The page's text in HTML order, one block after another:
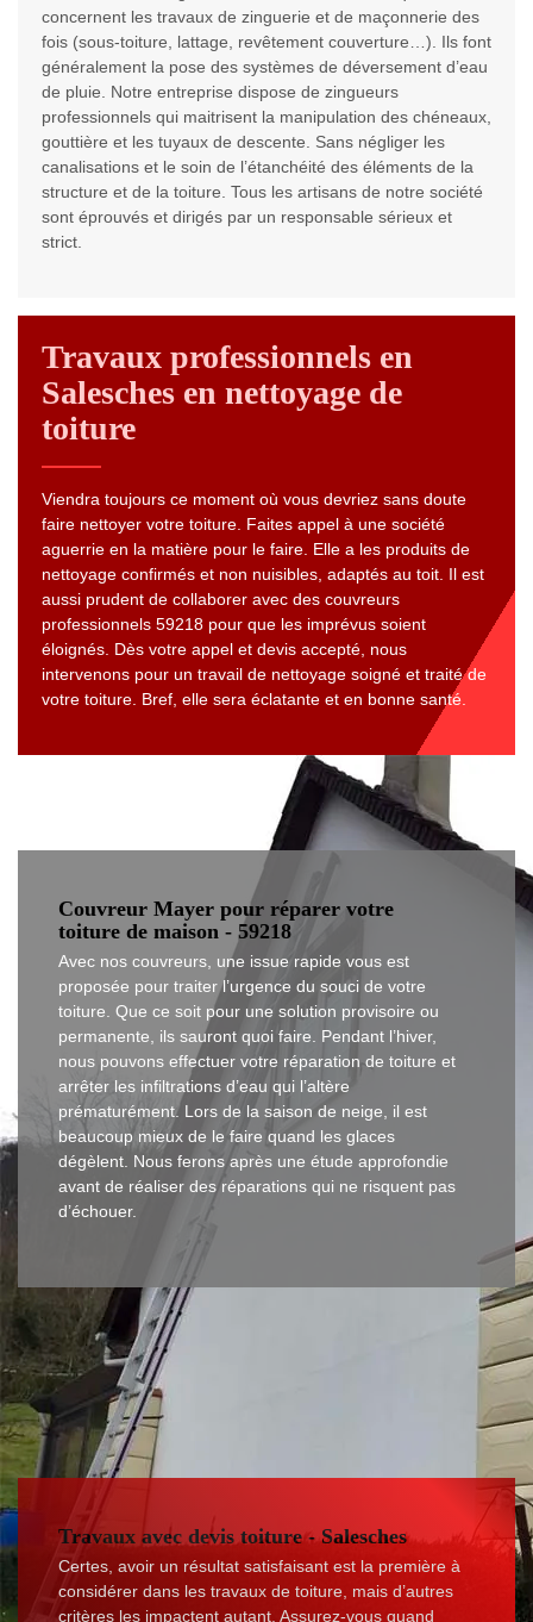
concernent les travaux de zinguerie et de maçonnerie des
fois (sous-toiture, lattage, revêtement couverture…). Ils font
généralement la pose des systèmes de déversement d’eau
de pluie. Notre entreprise dispose de zingueurs
professionnels qui maitrisent la manipulation des chéneaux,
gouttière et les tuyaux de descente. Sans négliger les
canalisations et le soin de l’étanchéité des éléments de la
structure et de la toiture. Tous les artisans de notre société
sont éprouvés et dirigés par un responsable sérieux et
strict.
Travaux professionnels en
Salesches en nettoyage de
toiture
Viendra toujours ce moment où vous devriez sans doute
faire nettoyer votre toiture. Faites appel à une société
aguerrie en la matière pour le faire. Elle a les produits de
nettoyage confirmés et non nuisibles, adaptés au toit. Il est
aussi prudent de collaborer avec des couvreurs
professionnels 59218 pour que les imprévus soient
éloignés. Dès votre appel et devis accepté, nous
intervenons pour un travail de nettoyage soigné et traité de
votre toiture. Bref, elle sera éclatante et en bonne santé.
Couvreur Mayer pour réparer votre
toiture de maison - 59218
Avec nos couvreurs, une issue rapide vous est
proposée pour traiter l’urgence du souci de votre
toiture. Que ce soit pour une solution provisoire ou
permanente, ils sauront quoi faire. Pendant l’hiver,
nous pouvons effectuer votre réparation de toiture et
arrêter les infiltrations d’eau qui l’altère
prématurément. Lors de la saison de neige, il est
beaucoup mieux de le faire quand les glaces
dégèlent. Nous ferons après une étude approfondie
avant de réaliser des réparations qui ne risquent pas
d’échouer.
Travaux avec devis toiture - Salesches
Certes, avoir un résultat satisfaisant est la première à
considérer dans les travaux de toiture, mais d’autres
critères les impactent autant. Assurez-vous quand